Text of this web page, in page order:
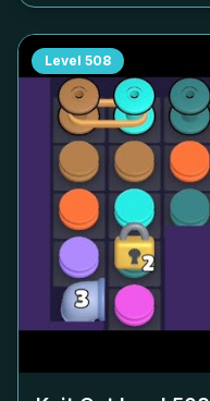
Level 508